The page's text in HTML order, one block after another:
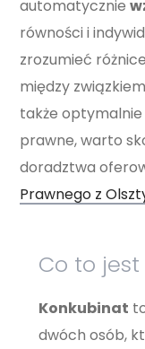
automatycznie
równości i
zrozumieć
między
także
prawne, warto
doradztwa
Prawnego z
Co to
Konkubinat
dwóch osób,